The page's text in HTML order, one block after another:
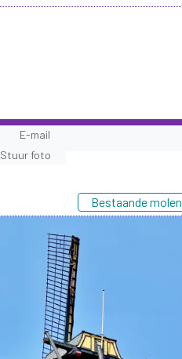
Stuur foto
E-mail
Bestaande molen